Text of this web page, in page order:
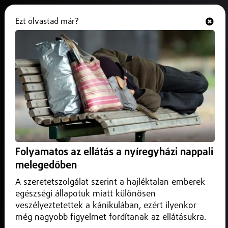
Programajánló
Ezt olvastad már?
Folyamatos az ellátás a nyíregyházi nappali
melegedőben
A szeretetszolgálat szerint a hajléktalan emberek
egészségi állapotuk miatt különösen
veszélyeztetettek a kánikulában, ezért ilyenkor
még nagyobb figyelmet fordítanak az ellátásukra.